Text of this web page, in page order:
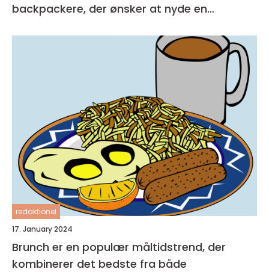
backpackere, der ønsker at nyde en
redaktionel
17. January 2024
Brunch er en populær måltidstrend, der
kombinerer det bedste fra både